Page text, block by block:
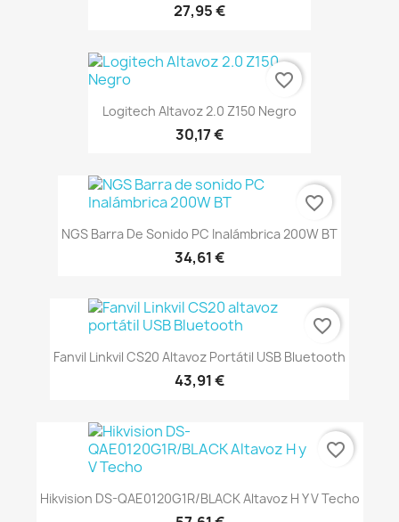
27,95 €
Logitech Altavoz 2.0 Z150 Negro
30,17 €
favorite_border
NGS Barra De Sonido PC Inalámbrica 200W BT
34,61 €
favorite_border
Fanvil Linkvil CS20 Altavoz Portátil USB Bluetooth
43,91 €
favorite_border
Hikvision DS-QAE0120G1R/BLACK Altavoz H Y V Techo
favorite_border